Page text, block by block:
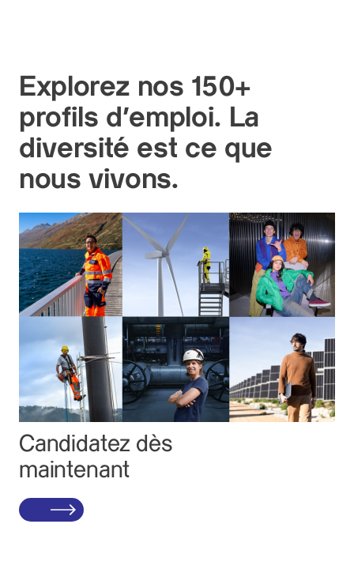
Explorez nos 150+
profils d'emploi. La
diversité est ce que
nous vivons.
Candidatez dès
maintenant